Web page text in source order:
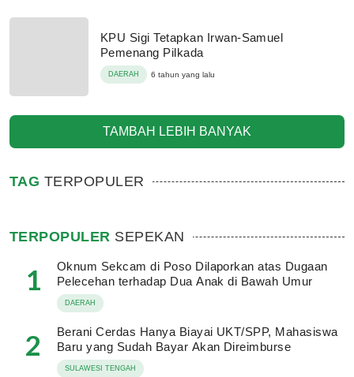
KPU Sigi Tetapkan Irwan-Samuel
Pemenang Pilkada
DAERAH 6 tahun yang lalu
TAMBAH LEBIH BANYAK
TAG TERPOPULER
TERPOPULER SEPEKAN
1
Oknum Sekcam di Poso Dilaporkan atas Dugaan
Pelecehan terhadap Dua Anak di Bawah Umur
DAERAH
2
Berani Cerdas Hanya Biayai UKT/SPP, Mahasiswa
Baru yang Sudah Bayar Akan Direimburse
SULAWESI TENGAH